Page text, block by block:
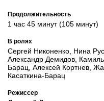
Продолжительность
1 час 45 минут (105 минут)
В ролях
Сергей Никоненко, Нина
Александр Демидов,
Барац, Алексей Кортнев,
Касаткина-Барац
Режиссер